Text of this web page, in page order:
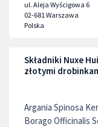
ul. Aleja Wyścigowa 6
02-681Warszawa
Polska
Składniki Nuxe
złotymi
Argania Spinosa
Borago Officinalis